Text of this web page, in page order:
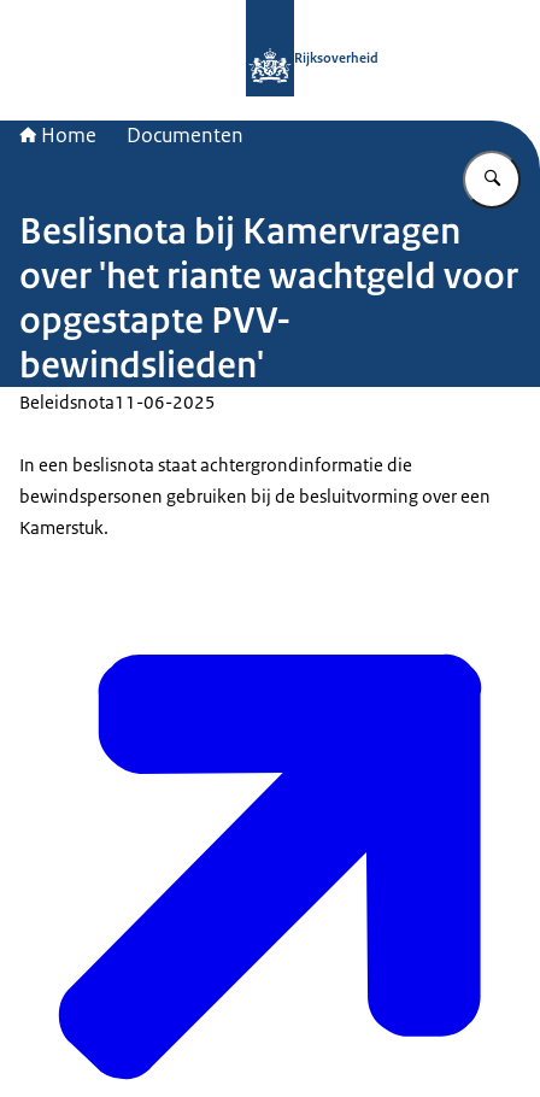
Rijksoverheid
Home Documenten
Beslisnota bij Kamervragen
over 'het riante wachtgeld voor
opgestapte PVV-
bewindslieden'
Beleidsnota11-06-2025
In een beslisnota staat achtergrondinformatie die
bewindspersonen gebruiken bij de besluitvorming over een
Kamerstuk.